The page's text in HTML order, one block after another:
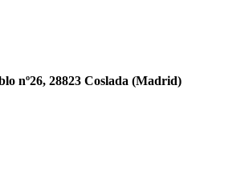
nº26, 28823 Coslada (Madrid)